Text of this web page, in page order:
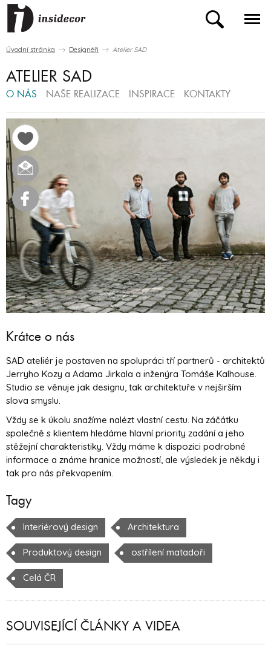
Úvodní stránka Designéři Atelier SAD
ATELIER SAD
O NÁS NAŠE REALIZACE INSPIRACE KONTAKTY
Krátce o nás
SAD ateliér je postaven na spolupráci tří partnerů - architektů
Jerryho Kozy a Adama Jirkala a inženýra Tomáše Kalhouse.
Studio se věnuje jak designu, tak architektuře v nejširším
slova smyslu.
Vždy se k úkolu snažíme nalézt vlastní cestu. Na záčátku
společně s klientem hledáme hlavní priority zadání a jeho
stěžejní charakteristiky. Vždy máme k dispozici podrobné
informace a známe hranice možností, ale výsledek je někdy i
tak pro nás překvapením.
Tagy
Interiérový design Architektura
Produktový design ostřílení matadoři
Celá ČR
SOUVISEJÍCÍ ČLÁNKY A VIDEA